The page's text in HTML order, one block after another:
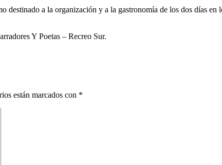
a la organización y a la gastronomía de los dos días en
Y Poetas – Recreo Sur.
están marcados con *